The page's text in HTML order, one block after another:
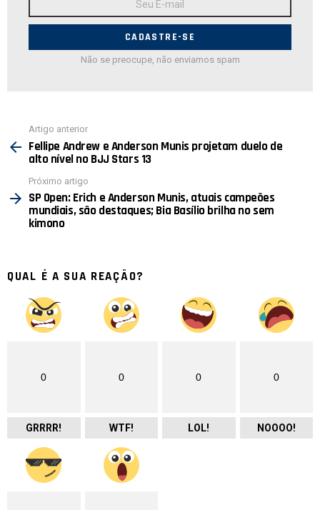
E-
Não se preocupe, não enviamos spam
mais
Artigo anterior
Fellipe Andrew e Anderson Munis projetam duelo de
alto nível no BJJ Stars 13
Próximo artigo
SP Open: Erich e Anderson Munis, atuais campeões
mundiais, são destaques; Bia Basílio brilha no sem
kimono
QUAL É A SUA REAÇÃO?
0
GRRRR!
0
WTF!
0
LOL!
0
NOOOO!